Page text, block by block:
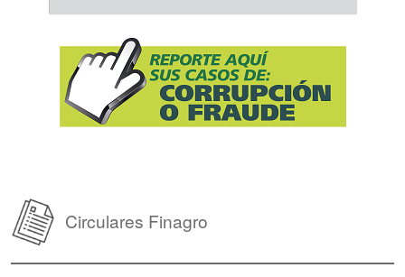
Circulares Finagro